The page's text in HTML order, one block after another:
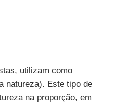
utilizam como
natureza). Este tipo de
na proporção, em